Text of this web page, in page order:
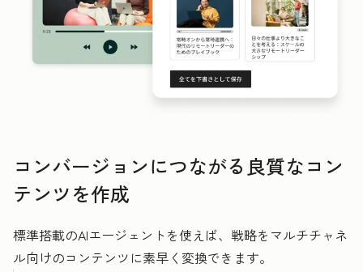
コンバージョンにつながる良質なコン
テンツを作成
標準搭載のAIエージェントを使えば、戦略をマルチチャネ
ル向けのコンテンツに素早く変換できます。